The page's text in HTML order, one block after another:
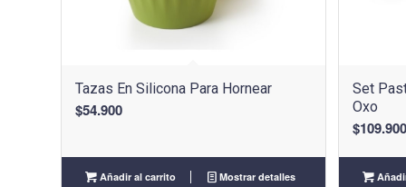
Tazas En Silicona Para Hornear
$54.900
Añadir al carrito Mostrar detalles
Set
Oxo
$109.900